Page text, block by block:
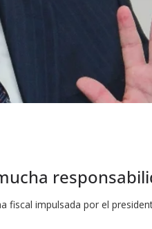
fiscal impulsada por el